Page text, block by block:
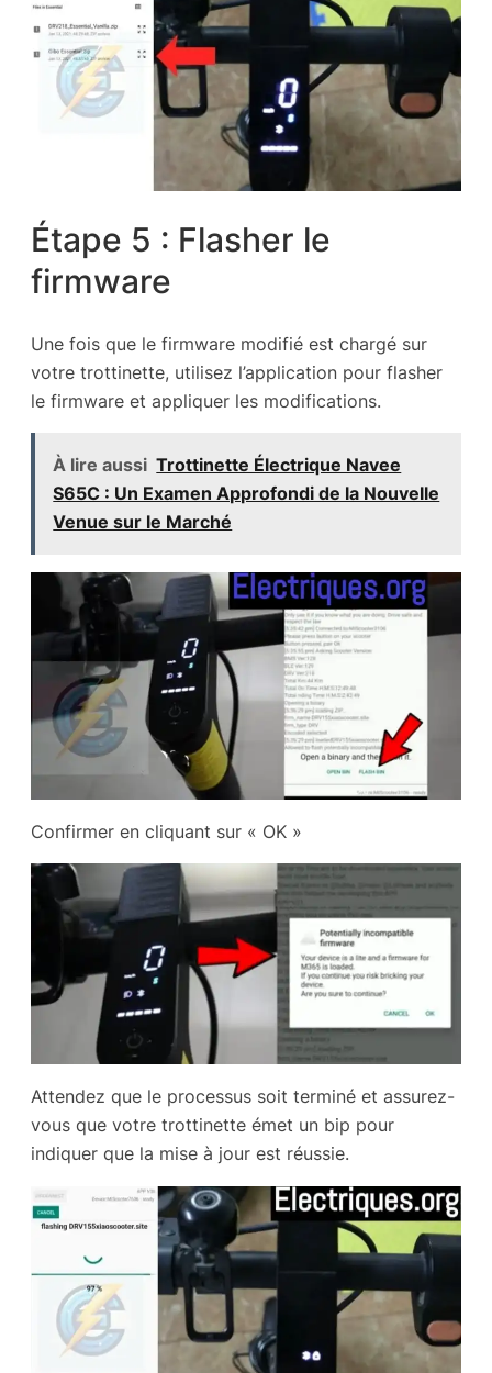
Étape 5 : Flasher le
firmware
Une fois que le firmware modifié est chargé sur
votre trottinette, utilisez l’application pour flasher
le firmware et appliquer les modifications.
À lire aussi Trottinette Électrique Navee
S65C : Un Examen Approfondi de la Nouvelle
Venue sur le Marché
Confirmer en cliquant sur « OK »
Attendez que le processus soit terminé et assurez-
vous que votre trottinette émet un bip pour
indiquer que la mise à jour est réussie.